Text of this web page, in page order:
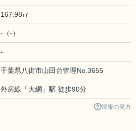
167.98㎡
-（-）
-
千葉県八街市山田台管理No.3655
外房線 「大網 」駅 徒歩90分
情報の見方